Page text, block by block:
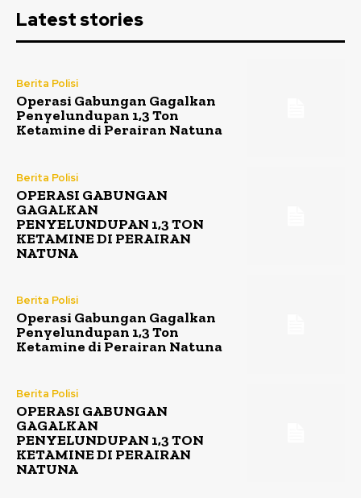
Latest stories
Berita Polisi
Operasi Gabungan Gagalkan
Penyelundupan 1,3 Ton
Ketamine di Perairan Natuna
Berita Polisi
OPERASI GABUNGAN
GAGALKAN
PENYELUNDUPAN 1,3 TON
KETAMINE DI PERAIRAN
NATUNA
Berita Polisi
Operasi Gabungan Gagalkan
Penyelundupan 1,3 Ton
Ketamine di Perairan Natuna
Berita Polisi
OPERASI GABUNGAN
GAGALKAN
PENYELUNDUPAN 1,3 TON
KETAMINE DI PERAIRAN
NATUNA